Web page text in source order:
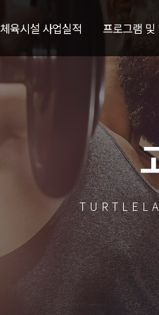
체육시설 사업실적 프로그램 및